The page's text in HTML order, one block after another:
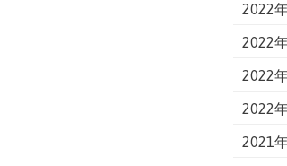
2022
2022
2022
2022
2021